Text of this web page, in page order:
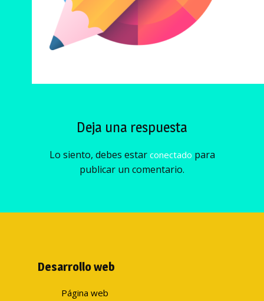
Deja una respuesta
Lo siento, debes estar conectado para
publicar un comentario.
Desarrollo web
Página web